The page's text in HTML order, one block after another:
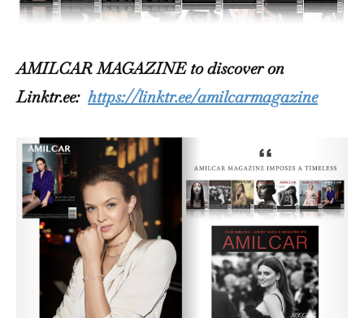
AMILCAR MAGAZINE to discover on
Linktr.ee: https://linktr.ee/amilcarmagazine